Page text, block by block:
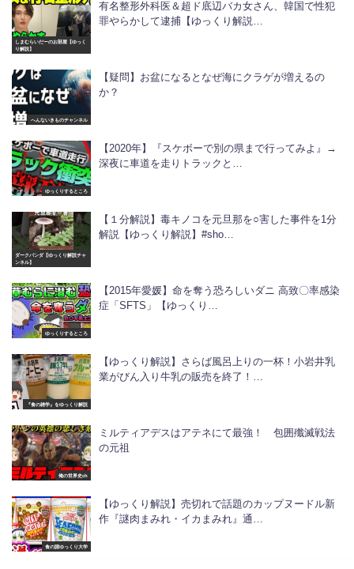
しまむらいだーのお部屋【ゆっく
り解説】
有名整形外科医＆超ド底辺バカ女さん、韓国で性犯
罪やらかして逮捕【ゆっくり解説…
へんないきものチャンネル
【疑問】お盆になるとなぜ海にクラゲが増えるの
か？
ゆっくりするところ
【2020年】『スケボーで別の県まで行ってみよ』→
深夜に車道を走りトラックと…
ダークパンダ【ゆっくり解説チャ
ンネル】
【１分解説】毒キノコを元旦那を○害した事件を1分
解説【ゆっくり解説】#sho…
ゆっくりするところ
【2015年愛媛】命を奪う恐ろしいダニ 高致〇率感染
症「SFTS」【ゆっくり…
『食の雑学』をゆっくり解説
【ゆっくり解説】さらば風呂上りの一杯！小岩井乳
業がびん入り牛乳の販売を終了！…
俺の世界史ch
ミルティアデスはアテネにて最強！ 包囲殲滅戦法
の元祖
食の謎ゆっくり大学
【ゆっくり解説】売切れで話題のカップヌードル新
作『謎肉まみれ・イカまみれ』通…